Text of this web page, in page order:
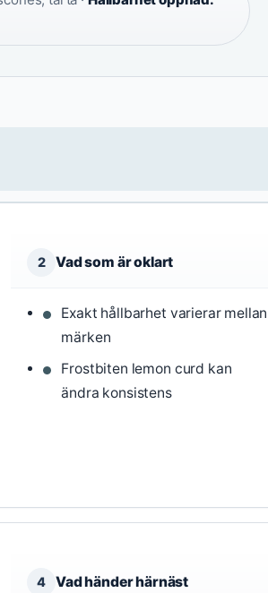
2 Vad som är oklart
Exakt hållbarhet varierar mellan
märken
Frostbiten lemon curd kan
ändra konsistens
4 Vad händer härnäst